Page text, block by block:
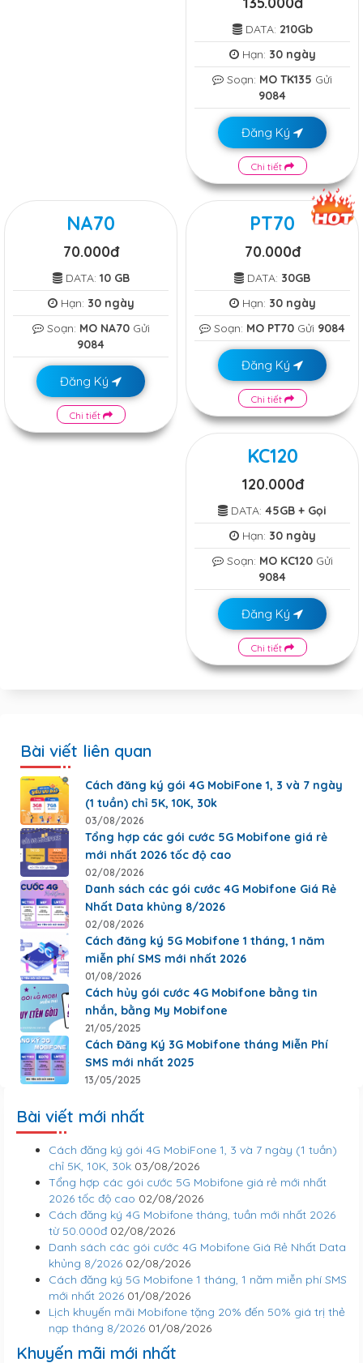
DATA: 210Gb
Hạn: 30 ngày
Soạn: MO TK135 Gửi
9084
Đăng Ký
Chi tiết
NA70
70.000đ
DATA: 10 GB
Hạn: 30 ngày
Soạn: MO NA70Gửi
9084
Đăng Ký
Chi tiết
PT70
70.000đ
DATA: 30GB
Hạn: 30 ngày
Soạn: MO PT70 Gửi 9084
Đăng Ký
Chi tiết
KC120
120.000đ
DATA: 45GB + Gọi
Hạn: 30 ngày
Soạn: MO KC120Gửi
9084
Đăng Ký
Chi tiết
Bài viết liên quan
Cách đăng ký gói 4G MobiFone 1, 3 và 7 ngày
(1 tuần) chỉ 5K, 10K, 30k
03/08/2026
Tổng hợp các gói cước 5G Mobifone giá rẻ
mới nhất 2026 tốc độ cao
02/08/2026
Danh sách các gói cước 4G Mobifone Giá Rẻ
Nhất Data khủng 8/2026
02/08/2026
Cách đăng ký 5G Mobifone 1 tháng, 1 năm
miễn phí SMS mới nhất 2026
01/08/2026
Cách hủy gói cước 4G Mobifone bằng tin
nhắn, bằng My Mobifone
21/05/2025
Cách Đăng Ký 3G Mobifone tháng Miễn Phí
SMS mới nhất 2025
13/05/2025
Bài viết mới nhất
Cách đăng ký gói 4G MobiFone 1, 3 và 7 ngày (1 tuần)
chỉ 5K, 10K, 30k 03/08/2026
Tổng hợp các gói cước 5G Mobifone giá rẻ mới nhất
2026 tốc độ cao 02/08/2026
Cách đăng ký 4G Mobifone tháng, tuần mới nhất 2026
từ 50.000đ 02/08/2026
Danh sách các gói cước 4G Mobifone Giá Rẻ Nhất Data
khủng 8/2026 02/08/2026
Cách đăng ký 5G Mobifone 1 tháng, 1 năm miễn phí SMS
mới nhất 2026 01/08/2026
Lịch khuyến mãi Mobifone tặng 20% đến 50% giá trị thẻ
nạp tháng 8/2026 01/08/2026
Khuyến mãi mới nhất